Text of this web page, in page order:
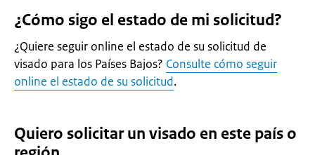
¿Cómo sigo el estado de mi solicitud?
¿Quiere seguir online el estado de su solicitud de
visado para los Países Bajos? Consulte cómo seguir
online el estado de su solicitud.
Quiero solicitar un visado en este país o